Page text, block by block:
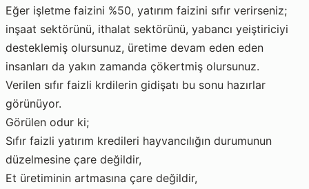
Eğer işletme faizini %50, yatırım faizini sıfır verirseniz;
inşaat sektörünü, ithalat sektörünü, yabancı yeiştiriciyi
desteklemiş olursunuz, üretime devam eden eden
insanları da yakın zamanda çökertmiş olursunuz.
Verilen sıfır faizli krdilerin gidişatı bu sonu hazırlar
görünüyor.
Görülen odur ki;
Sıfır faizli yatırım kredileri hayvancılığın durumunun
düzelmesine çare değildir,
Et üretiminin artmasına çare değildir,